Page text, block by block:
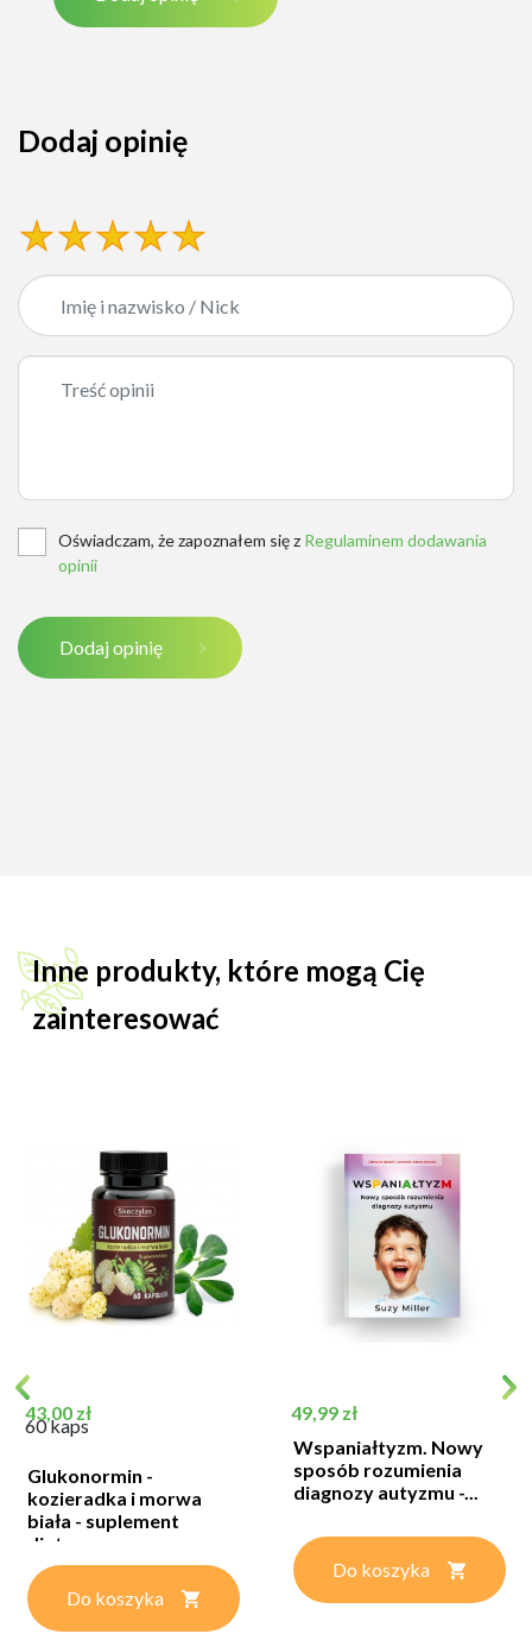
Dodaj opinię
Oświadczam, że zapoznałem się z Regulaminem dodawania
opinii
Dodaj opinię
Inne produkty, które mogą Cię
zainteresować
Cena
43,00 zł
60 kaps
Glukonormin -
kozieradka i morwa
biała - suplement
diety...
Do koszyka
Cena
49,99 zł
Wspaniałtyzm. Nowy
sposób rozumienia
diagnozy autyzmu -...
Do koszyka